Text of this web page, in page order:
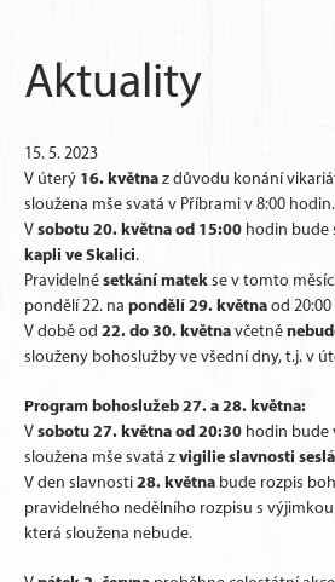
Aktuality
15. 5. 2023
V úterý 16. květnaz důvodu konání
sloužena mše svatá v Příbrami v 8:00 hodin.
Vsobotu 20. května od 15:00 hodin bude
kapli ve Skalici.
Pravidelnésetkání matekse v tomto
pondělí 22. na pondělí 29. květnaod
V době od 22. do 30. květnavčetně
slouženy bohoslužby ve všední dny, t.j. v
Program bohoslužeb 27. a 28. května:
Vsobotu 27. května od 20:30 hodin bude
sloužena mše svatá zvigilie slavnosti
V den slavnosti28. května bude rozpis
pravidelného nedělního rozpisu s
která sloužena nebude.